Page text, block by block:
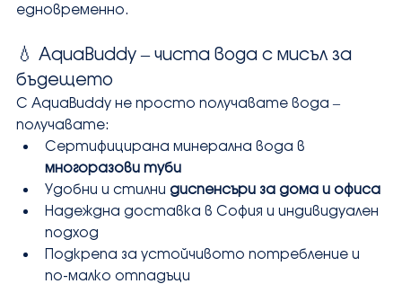
едновременно.
💧 AquaBuddy – чиста вода с мисъл за
бъдещето
С AquaBuddy не просто получавате вода –
получавате:
Сертифицирана минерална вода в
многоразови туби
Удобни и стилни диспенсъри за дома и офиса
Надеждна доставка в София и индивидуален
подход
Подкрепа за устойчивото потребление и
по-малко отпадъци